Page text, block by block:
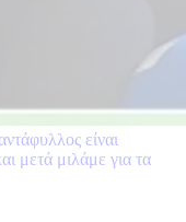
είναι
μετά μιλάμε για τα